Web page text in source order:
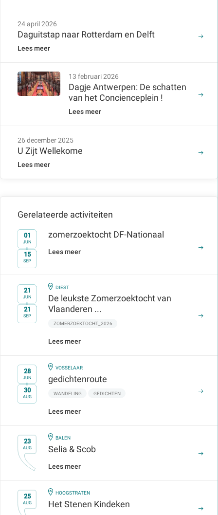
24 april 2026
Daguitstap naar Rotterdam en Delft
Lees meer
13 februari 2026
Dagje Antwerpen: De schatten
van het Concienceplein !
Lees meer
26 december 2025
U Zijt Wellekome
Lees meer
Gerelateerde activiteiten
01
JUN
t/m15
SEP
zomerzoektocht DF-Nationaal
Lees meer
21
JUN
t/m
21
SEP
IN
DIEST
De leukste Zomerzoektocht van
Vlaanderen ...
ZOMERZOEKTOCHT_2026
Lees meer
28
JUN
t/m
30
AUG
IN
VOSSELAAR
gedichtenroute
WANDELING GEDICHTEN
Lees meer
23
AUG
IN
BALEN
Selia & Scob
Lees meer
25
AUG
IN
HOOGSTRATEN
Het Stenen Kindeken